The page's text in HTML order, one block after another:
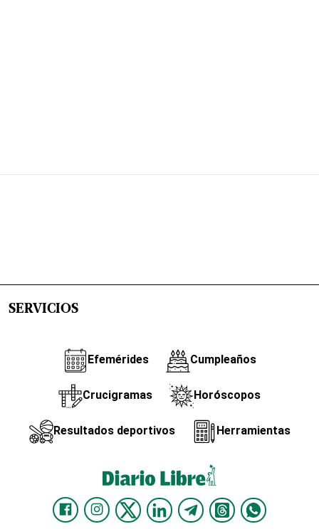
SERVICIOS
Efemérides Cumpleaños
Crucigramas Horóscopos
Resultados deportivos Herramientas